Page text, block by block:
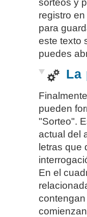
registro
para
este texto
puedes
La
pueden
"Sorteo".
actual del
letras que
En el